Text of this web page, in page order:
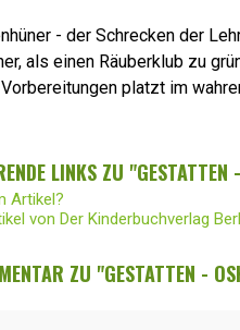
- der Schrecken der
als einen Räuberklub zu
platzt im
LINKS ZU
Artikel?
von Der Kinderbuchverlag
ZU "GESTATTEN -